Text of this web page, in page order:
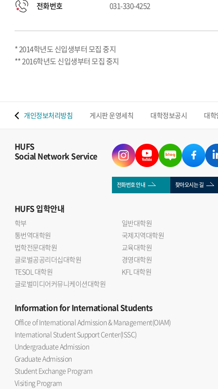
전화번호 031-330-4252
* 2014학년도 신입생부터 모집 중지
** 2016학년도 신입생부터 모집 중지
개인정보처리방침 게시판 운영세칙 대학정보공시 대
HUFS
Social Network Service
전화번호 안내 찾아오시는 길
HUFS입학안내
학부
일반대학원
통번역대학원
국제지역대학원
법학전문대학원
교육대학원
글로벌공공리더십대학원
경영대학원
TESOL 대학원
KFL 대학원
글로벌미디어커뮤니케이션대학원
Informationfor International Students
Office of International Admission & Management(OIAM)
International Student Support Center(ISSC)
Undergraduate Admission
Graduate Admission
Student Exchange Program
Visiting Program